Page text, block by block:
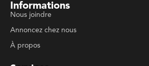
Informations
Nous joindre
Annoncez chez nous
À propos